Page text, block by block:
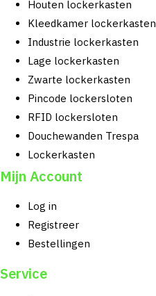
Houten lockerkasten
Kleedkamer lockerkasten
Industrie lockerkasten
Lage lockerkasten
Zwarte lockerkasten
Pincode lockersloten
RFID lockersloten
Douchewanden Trespa
Lockerkasten
Mijn Account
Log in
Registreer
Bestellingen
Service